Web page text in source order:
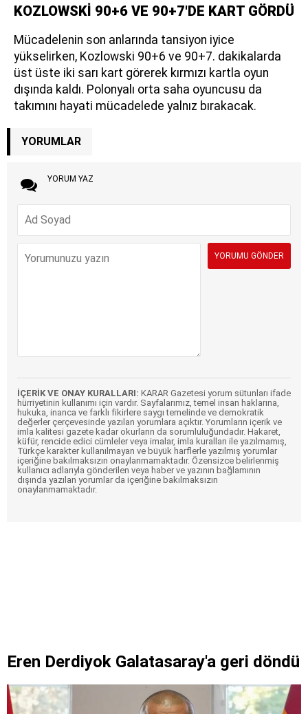
KOZLOWSKİ 90+6 VE 90+7'DE KART GÖRDÜ
Mücadelenin son anlarında tansiyon iyice
yükselirken, Kozlowski 90+6 ve 90+7. dakikalarda
üst üste iki sarı kart görerek kırmızı kartla oyun
dışında kaldı. Polonyalı orta saha oyuncusu da
takımını hayati mücadelede yalnız bırakacak.
YORUMLAR
YORUM YAZ
İÇERİK VE ONAY KURALLARI: KARAR Gazetesi yorum sütunları ifade
hürriyetinin kullanımı için vardır. Sayfalarımız, temel insan haklarına,
hukuka, inanca ve farklı fikirlere saygı temelinde ve demokratik
değerler çerçevesinde yazılan yorumlara açıktır. Yorumların içerik ve
imla kalitesi gazete kadar okurların da sorumluluğundadır. Hakaret,
küfür, rencide edici cümleler veya imalar, imla kuralları ile yazılmamış,
Türkçe karakter kullanılmayan ve büyük harflerle yazılmış yorumlar
içeriğine bakılmaksızın onaylanmamaktadır. Özensizce belirlenmiş
kullanıcı adlarıyla gönderilen veya haber ve yazının bağlamının
dışında yazılan yorumlar da içeriğine bakılmaksızın
onaylanmamaktadır.
Eren Derdiyok Galatasaray'a geri döndü